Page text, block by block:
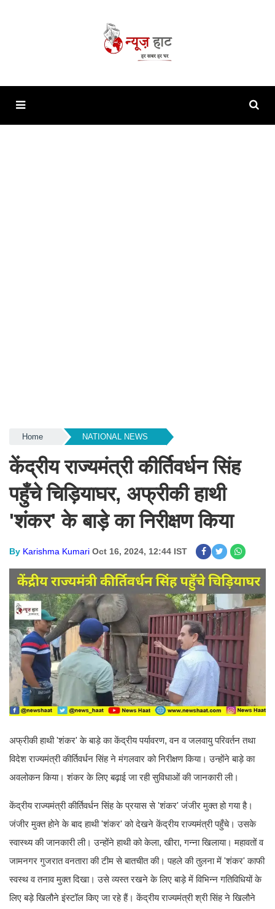
Home NATIONAL NEWS
केंद्रीय राज्यमंत्री कीर्तिवर्धन सिंह
पहुँचे चिड़ियाघर, अफ्रीकी हाथी
'शंकर' के बाड़े का निरीक्षण किया
By Karishma Kumari Oct 16, 2024, 12:44 IST
अफ्रीकी हाथी 'शंकर' के बाड़े का केंद्रीय पर्यावरण, वन व जलवायु परिवर्तन तथा
विदेश राज्यमंत्री कीर्तिवर्धन सिंह ने मंगलवार को निरीक्षण किया। उन्होंने बाड़े का
अवलोकन किया। शंकर के लिए बढ़ाई जा रही सुविधाओं की जानकारी ली।
केंद्रीय राज्यमंत्री कीर्तिवर्धन सिंह के प्रयास से 'शंकर' जंजीर मुक्त हो गया है।
जंजीर मुक्त होने के बाद हाथी 'शंकर' को देखने केंद्रीय राज्यमंत्री पहुँचे। उसके
स्वास्थ्य की जानकारी ली। उन्होंने हाथी को केला, खीरा, गन्ना खिलाया। महावतों व
जामनगर गुजरात वनतारा की टीम से बातचीत की। पहले की तुलना में 'शंकर' काफी
स्वस्थ व तनाव मुक्त दिखा। उसे व्यस्त रखने के लिए बाड़े में विभिन्न गतिविधियों के
लिए बड़े खिलौने इंस्टॉल किए जा रहे हैं। केंद्रीय राज्यमंत्री श्री सिंह ने खिलौने